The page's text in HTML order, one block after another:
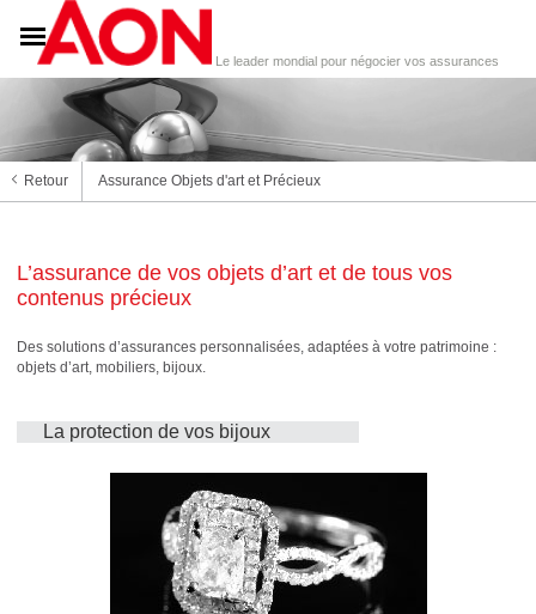
Le leader mondial pour négocier vos assurances
Retour Assurance Objets d'art et Précieux
L’assurance de vos objets d’art et de tous vos
contenus précieux
Des solutions d’assurances personnalisées, adaptées à votre patrimoine :
objets d’art, mobiliers, bijoux.
La protection de vos bijoux